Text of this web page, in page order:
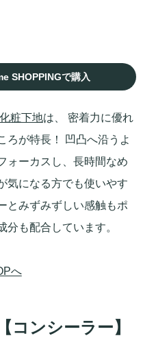
SHOPPINGで購入
粧下地は、 密着力に優れ
ろが特長！ 凹凸へ沿うよ
ォーカスし、長時間なめ
気になる方でも使いやす
とみずみずしい感触もポ
分も配合しています。
へ
コンシーラー】